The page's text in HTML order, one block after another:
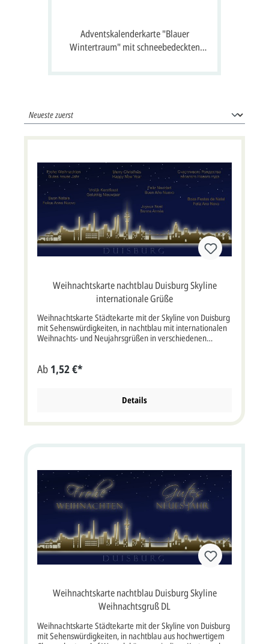
Adventskalenderkarte "Blauer
Wintertraum" mit schneebedeckten
Weihnachtskarte nachtblau Duisburg Skyline
internationale Grüße
Weihnachtskarte Städtekarte mit der Skyline von Duisburg
mit Sehenswürdigkeiten, in nachtblau mit internationalen
Weihnachts- und Neujahrsgrüßen in verschiedenen
und anderen Sprachen oder mit Logodruck oder
Briefumschlag geliefert. Klappkarte im Format: 21x10,5
als Druckfarbe für den Text/Namen bei dieser Karte ist
Ab 1,52 €*
Details
Weihnachtskarte nachtblau Duisburg Skyline
Weihnachtsgruß DL
Weihnachtskarte Städtekarte mit der Skyline von Duisburg
mit Sehenswürdigkeiten, in nachtblau aus hochwertigem